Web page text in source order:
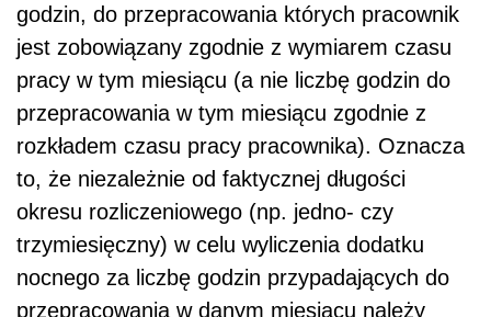
godzin, do przepracowania których pracownik
jest zobowiązany zgodnie z wymiarem czasu
pracy w tym miesiącu (a nie liczbę godzin do
przepracowania w tym miesiącu zgodnie z
rozkładem czasu pracy pracownika). Oznacza
to, że niezależnie od faktycznej długości
okresu rozliczeniowego (np. jedno- czy
trzymiesięczny) w celu wyliczenia dodatku
nocnego za liczbę godzin przypadających do
przepracowania w danym miesiącu należy